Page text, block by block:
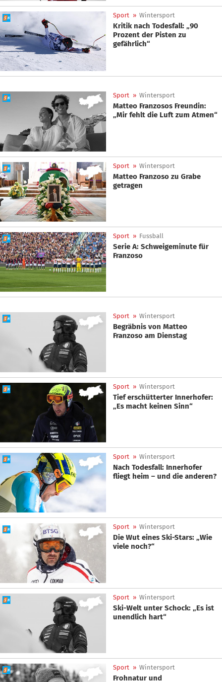
Sport » Wintersport
Kritik nach Todesfall: „90
Prozent der Pisten zu
gefährlich“
Sport » Wintersport
Matteo Franzosos Freundin:
„Mir fehlt die Luft zum Atmen“
Sport » Wintersport
Matteo Franzoso zu Grabe
getragen
Sport » Fussball
Serie A: Schweigeminute für
Franzoso
Sport » Wintersport
Begräbnis von Matteo
Franzoso am Dienstag
Sport » Wintersport
Tief erschütterter Innerhofer:
„Es macht keinen Sinn“
Sport » Wintersport
Nach Todesfall: Innerhofer
fliegt heim – und die anderen?
Sport » Wintersport
Die Wut eines Ski-Stars: „Wie
viele noch?“
Sport » Wintersport
Ski-Welt unter Schock: „Es ist
unendlich hart“
Sport » Wintersport
Frohnatur und